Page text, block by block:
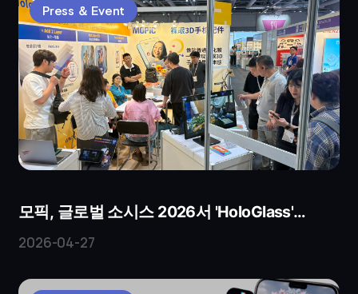
Press ＆ Event
모픽, 글로벌 소시스 2026서 'HoloGlass'
선보여…세계 최초 스마트폰 보호유리 형태의
2026-04-27